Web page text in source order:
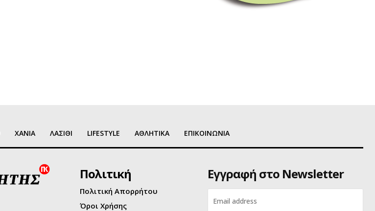
ΧΑΝΙΑ ΛΑΣΙΘΙ LIFESTYLE ΑΘΛΗΤΙΚΑ ΕΠΙΚΟΙΝΩΝΙΑ
Πολιτική
Πολιτική Απορρήτου
Όροι Χρήσης
Εγγραφή στο Newsletter